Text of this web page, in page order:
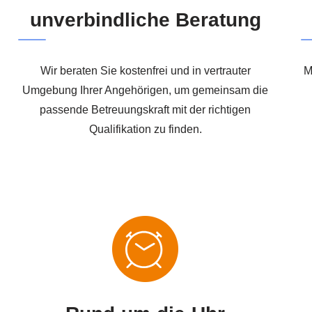
unverbindliche Beratung
Wir beraten Sie kostenfrei und in vertrauter
Umgebung Ihrer Angehörigen, um gemeinsam die
passende Betreuungskraft mit der richtigen
Qualifikation zu finden.